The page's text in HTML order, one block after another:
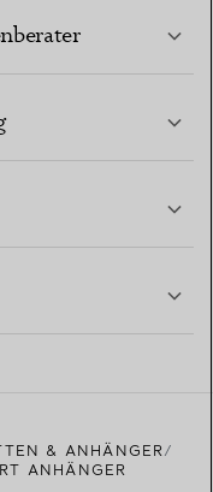
& ANHÄNGER
ANHÄNGER